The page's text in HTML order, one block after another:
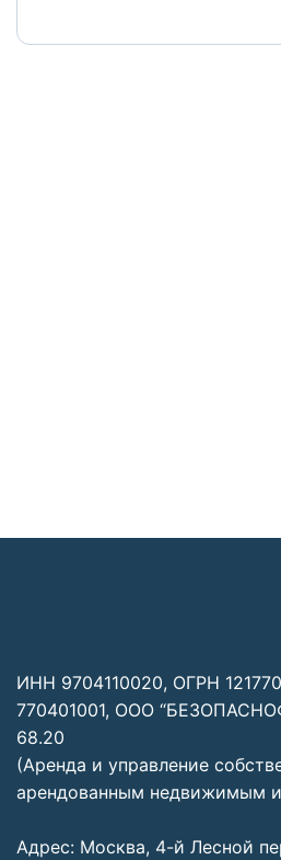
ИНН 9704110020, ОГРН
770401001, ООО
68.20
(Аренда и управление
арендованным недвижимым
Адрес: Москва, 4-й Лесной